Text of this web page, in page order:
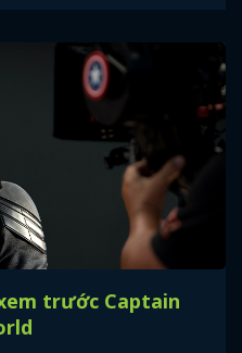
trước Captain